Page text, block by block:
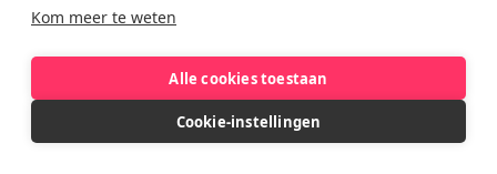
Kom meer te weten
Alle cookies toestaan
Cookie-instellingen